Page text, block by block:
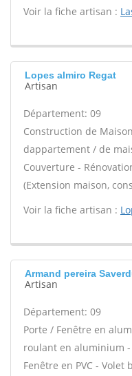
Voir la fiche artisan :
Lopes almiro Regat
Artisan
Département: 09
Construction de
dappartement / de
Couverture -
(Extension maison,
Voir la fiche artisan :
Armand pereira
Artisan
Département: 09
Porte / Fenêtre en
roulant en aluminium
Fenêtre en PVC -